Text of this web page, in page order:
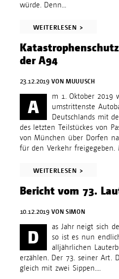
würde. Denn...
WEITERLESEN >
der A94
23.12.2019 VON MUUUSCH
A
m 1. Oktober 2019
umstrittenste
Deutschlands mit
des letzten Teilstückes von
von München über Dorfen
für den Verkehr freigegeben.
WEITERLESEN >
Bericht vom 73.
10.12.2019 VON SIMON
D
as Jahr neigt sich
so ist es nun
alljährlichen
erzählen. Der 73. seiner Art.
gleich mit zwei Sippen....